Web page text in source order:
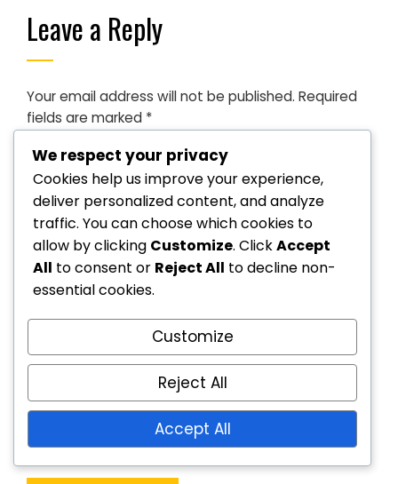
Leave a Reply
Your email address will not be published. Required
fields are marked *
Save my name, email, and website in this
browser for the next time I comment.
We respect your privacy
Cookies help us improve your experience,
deliver personalized content, and analyze
traffic. You can choose which cookies to
allow by clicking Customize. ClickAccept
All to consent or Reject All to decline non-
essential cookies.
Customize
Reject All
Accept All